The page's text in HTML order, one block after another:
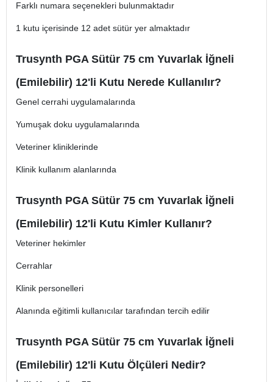
Farklı numara seçenekleri bulunmaktadır
1 kutu içerisinde 12 adet sütür yer almaktadır
Trusynth PGA Sütür 75 cm Yuvarlak İğneli
(Emilebilir) 12'li Kutu Nerede Kullanılır?
Genel cerrahi uygulamalarında
Yumuşak doku uygulamalarında
Veteriner kliniklerinde
Klinik kullanım alanlarında
Trusynth PGA Sütür 75 cm Yuvarlak İğneli
(Emilebilir) 12'li Kutu Kimler Kullanır?
Veteriner hekimler
Cerrahlar
Klinik personelleri
Alanında eğitimli kullanıcılar tarafından tercih edilir
Trusynth PGA Sütür 75 cm Yuvarlak İğneli
(Emilebilir) 12'li Kutu Ölçüleri Nedir?